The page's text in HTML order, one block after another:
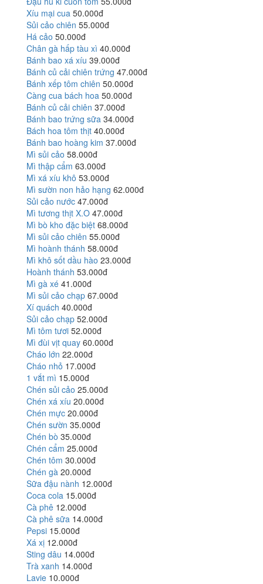
Xíu mại cua 50.000đ
Sủi cảo chiên 55.000đ
Há cảo 50.000đ
Chân gà hấp tàu xì 40.000đ
Bánh bao xá xíu 39.000đ
Bánh củ cải chiên trứng 47.000đ
Bánh xếp tôm chiên 50.000đ
Càng cua bách hoa 50.000đ
Bánh củ cải chiên 37.000đ
Bánh bao trứng sữa 34.000đ
Bách hoa tôm thịt 40.000đ
Bánh bao hoàng kim 37.000đ
Mì sủi cảo 58.000đ
Mì thập cẩm 63.000đ
Mì xá xíu khô 53.000đ
Mì sườn non hảo hạng 62.000đ
Sủi cảo nước 47.000đ
Mì tương thịt X.O 47.000đ
Mì bò kho đặc biệt 68.000đ
Mì sủi cảo chiên 55.000đ
Mì hoành thánh 58.000đ
Mì khô sốt dầu hào 23.000đ
Hoành thánh 53.000đ
Mì gà xé 41.000đ
Mì sủi cảo chạp 67.000đ
Xí quách 40.000đ
Sủi cảo chạp 52.000đ
Mì tôm tươi 52.000đ
Mì đùi vịt quay 60.000đ
Cháo lớn 22.000đ
Cháo nhỏ 17.000đ
1 vắt mì 15.000đ
Chén sủi cảo 25.000đ
Chén xá xíu 20.000đ
Chén mực 20.000đ
Chén sườn 35.000đ
Chén bò 35.000đ
Chén cẩm 25.000đ
Chén tôm 30.000đ
Chén gà 20.000đ
Sữa đậu nành 12.000đ
Coca cola 15.000đ
Cà phê 12.000đ
Cà phê sữa 14.000đ
Pepsi 15.000đ
Xá xị 12.000đ
Sting dâu 14.000đ
Trà xanh 14.000đ
Lavie 10.000đ